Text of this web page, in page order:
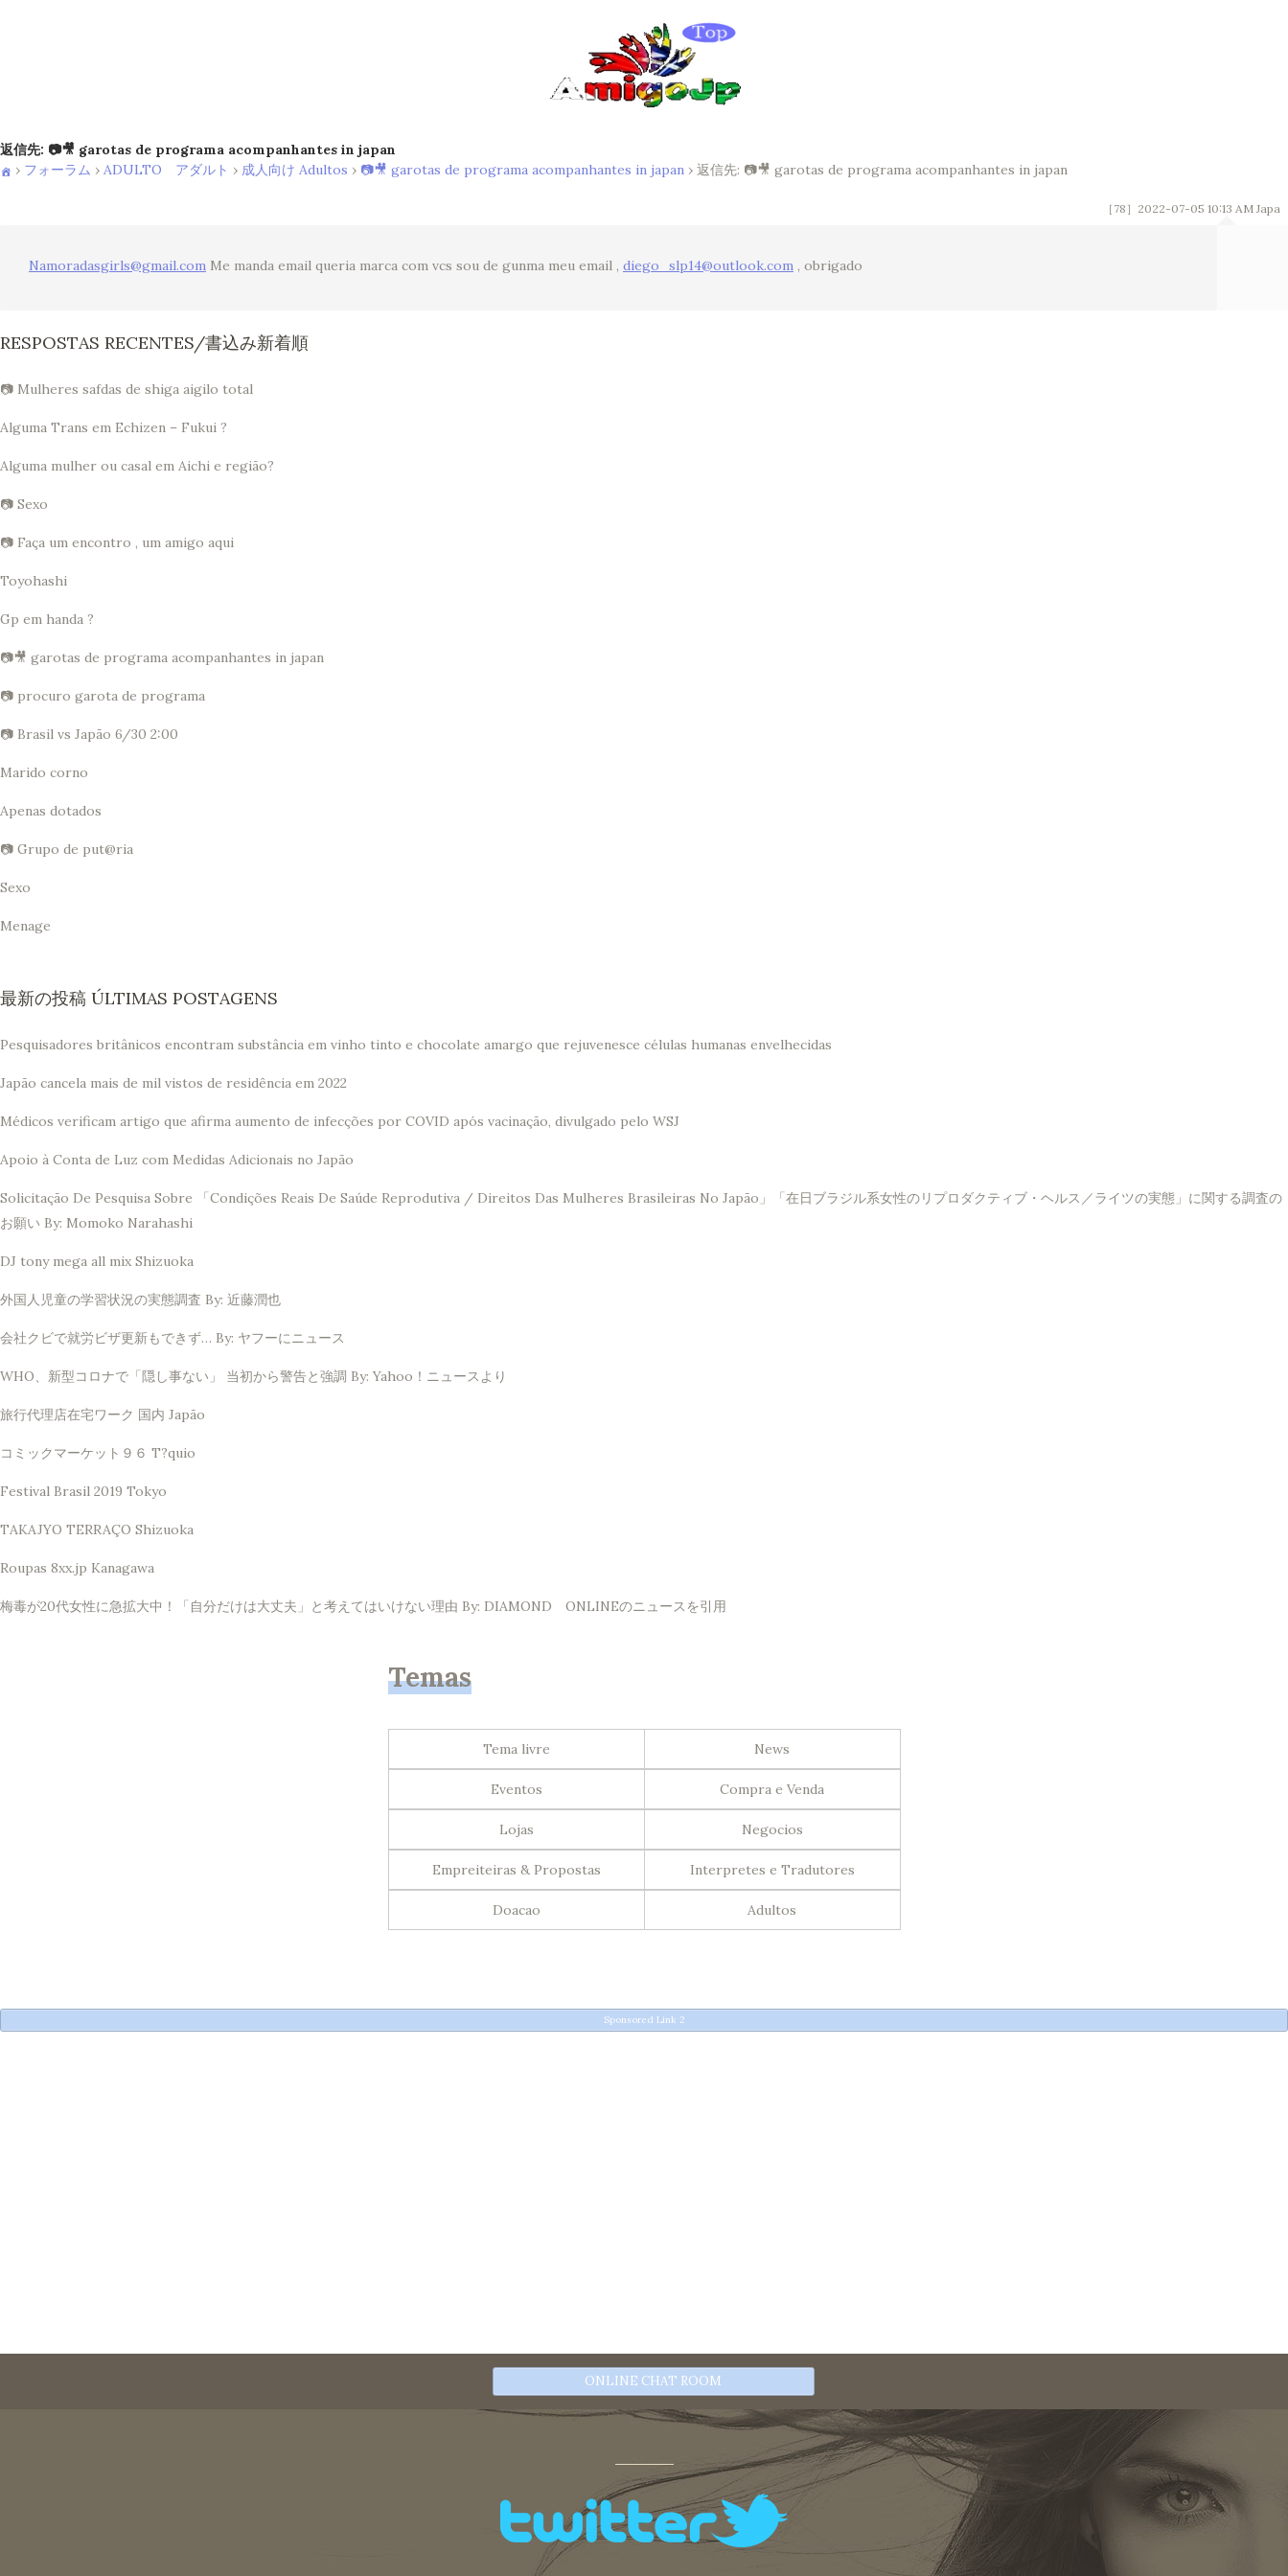
返信先: 📷🎥 garotas de programa acompanhantes in japan
› フォーラム › ADULTO アダルト › 成人向け Adultos › 📷🎥 garotas de programa acompanhantes in japan › 返信先: 📷🎥 garotas de programa acompanhantes in japan
［78］2022-07-05 10:13 AM Japa
Namoradasgirls@gmail.com Me manda email queria marca com vcs sou de gunma meu email , diego_slp14@outlook.com , obrigado
RESPOSTAS RECENTES/書込み新着順
📷 Mulheres safdas de shiga aigilo total
Alguma Trans em Echizen – Fukui ?
Alguma mulher ou casal em Aichi e região?
📷 Sexo
📷 Faça um encontro , um amigo aqui
Toyohashi
Gp em handa ?
📷🎥 garotas de programa acompanhantes in japan
📷 procuro garota de programa
📷 Brasil vs Japão 6/30 2:00
Marido corno
Apenas dotados
📷 Grupo de put@ria
Sexo
Menage
最新の投稿 ÚLTIMAS POSTAGENS
Pesquisadores britânicos encontram substância em vinho tinto e chocolate amargo que rejuvenesce células humanas envelhecidas
Japão cancela mais de mil vistos de residência em 2022
Médicos verificam artigo que afirma aumento de infecções por COVID após vacinação, divulgado pelo WSJ
Apoio à Conta de Luz com Medidas Adicionais no Japão
Solicitação De Pesquisa Sobre 「Condições Reais De Saúde Reprodutiva / Direitos Das Mulheres Brasileiras No Japão」「在日ブラジル系女性のリプロダクティブ・ヘルス／ライツの実態」に関する調査の
お願い By: Momoko Narahashi
DJ tony mega all mix Shizuoka
外国人児童の学習状況の実態調査 By: 近藤潤也
会社クビで就労ビザ更新もできず… By: ヤフーにニュース
WHO、新型コロナで「隠し事ない」 当初から警告と強調 By: Yahoo！ニュースより
旅行代理店在宅ワーク 国内 Japão
コミックマーケット９６ T?quio
Festival Brasil 2019 Tokyo
TAKAJYO TERRAÇO Shizuoka
Roupas 8xx.jp Kanagawa
梅毒が20代女性に急拡大中！「自分だけは大丈夫」と考えてはいけない理由 By: DIAMOND ONLINEのニュースを引用
Temas
Tema livre News
Eventos Compra e Venda
Lojas Negocios
Empreiteiras & Propostas Interpretes e Tradutores
Doacao Adultos
Sponsored Link 2
ONLINE CHAT ROOM